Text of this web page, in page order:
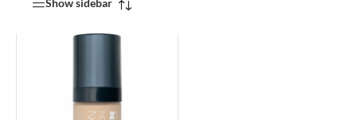
Show sidebar